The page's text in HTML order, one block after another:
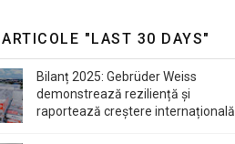
"LAST 30 DAYS"
Bilanț 2025: Gebrüder Weiss
demonstrează reziliență și
raportează creștere internațională